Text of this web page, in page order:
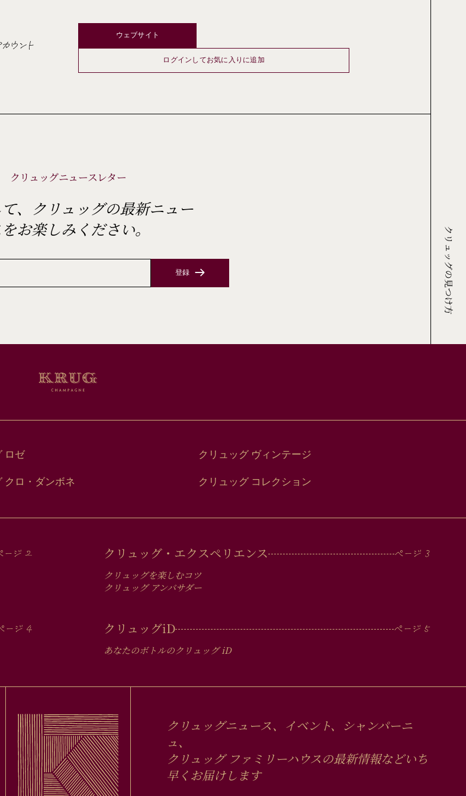
クリュッグの見つけ方
ウント
ウェブサイト
ログインしてお気に入りに追加
クリュッグニュースレター
、クリュッグの最新ニュー
お楽しみください。
登録
ロゼ クリュッグ ヴィンテージ
クロ・ダンボネ クリュッグ コレクション
クリュッグ・エクスペリエンス
クリュッグを楽しむコツ
クリュッグ アンバサダー
クリュッグiD
あなたのボトルのクリュッグiD
クリュッグニュース、イベント、シャンパーニ
ュ、
クリュッグ ファミリーハウスの最新情報などいち
早くお届けします